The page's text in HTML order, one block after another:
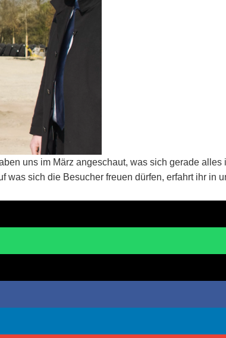
uns im März angeschaut, was sich gerade
sich die Besucher freuen dürfen, erfahrt ihr in